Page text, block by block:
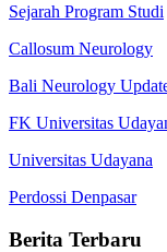
Sejarah Program Studi
Callosum Neurology
Bali Neurology
FK Universitas
Universitas Udayana
Perdossi Denpasar
Berita Terbaru